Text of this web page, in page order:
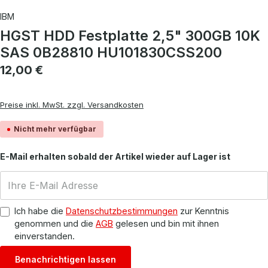
IBM
HGST HDD Festplatte 2,5" 300GB 10K
SAS 0B28810 HU101830CSS200
Regulärer Preis:
12,00 €
Preise inkl. MwSt. zzgl. Versandkosten
Nicht mehr verfügbar
E-Mail erhalten sobald der Artikel wieder auf Lager ist
Ich habe die Datenschutzbestimmungen zur Kenntnis
genommen und die AGB gelesen und bin mit ihnen
einverstanden.
Benachrichtigen lassen